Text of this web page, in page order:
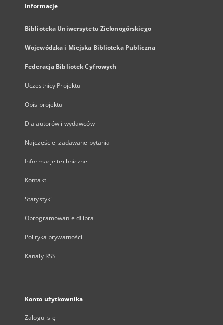
Informacje
Biblioteka Uniwersytetu Zielonogórskiego
Wojewódzka i Miejska Biblioteka Publiczna
Federacja Bibliotek Cyfrowych
Uczestnicy Projektu
Opis projektu
Dla autorów i wydawców
Najczęściej zadawane pytania
Informacje techniczne
Kontakt
Statystyki
Oprogramowanie dLibra
Polityka prywatności
Kanały RSS
Konto użytkownika
Zaloguj się